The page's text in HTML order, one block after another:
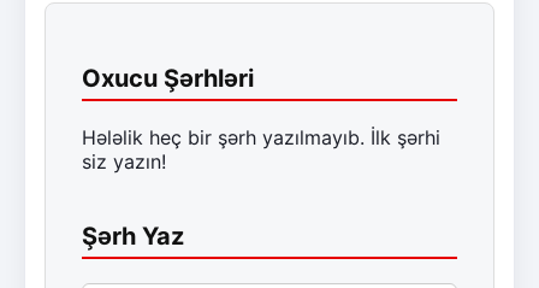
Oxucu Şərhləri
Hələlik heç bir şərh yazılmayıb. İlk şərhi
siz yazın!
Şərh Yaz